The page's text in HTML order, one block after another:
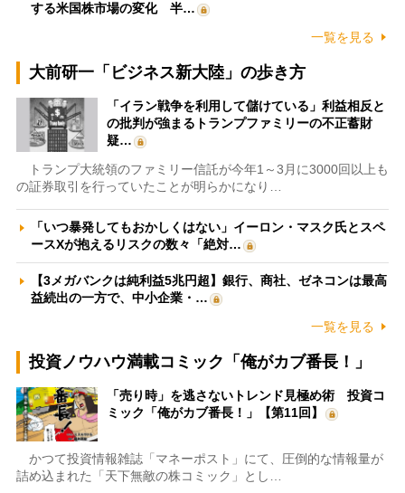
する米国株市場の変化 半…
一覧を見る
大前研一「ビジネス新大陸」の歩き方
「イラン戦争を利用して儲けている」利益相反と
の批判が強まるトランプファミリーの不正蓄財
疑…
トランプ大統領のファミリー信託が今年1～3月に3000回以上も
の証券取引を行っていたことが明らかになり…
「いつ暴発してもおかしくはない」イーロン・マスク氏とスペ
ースXが抱えるリスクの数々「絶対…
【3メガバンクは純利益5兆円超】銀行、商社、ゼネコンは最高
益続出の一方で、中小企業・…
一覧を見る
投資ノウハウ満載コミック「俺がカブ番長！」
「売り時」を逃さないトレンド見極め術 投資コ
ミック「俺がカブ番長！」【第11回】
かつて投資情報雑誌「マネーポスト」にて、圧倒的な情報量が
詰め込まれた「天下無敵の株コミック」とし…